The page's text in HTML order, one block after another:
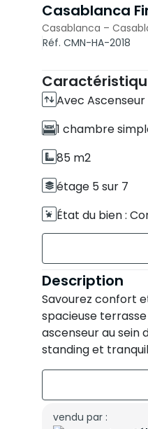
Casablanca
Casablanca –
Réf. CMN-HA-2018
Avec Ascenseur
1 chambre
85 m2
étage 5 sur 7
État du bien :
Orientation des
Description
Savourez confort
spacieuse
ascenseur au sein
standing et
- Un agréable
vendu par :